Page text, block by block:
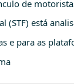
de
(STF) está
e para as